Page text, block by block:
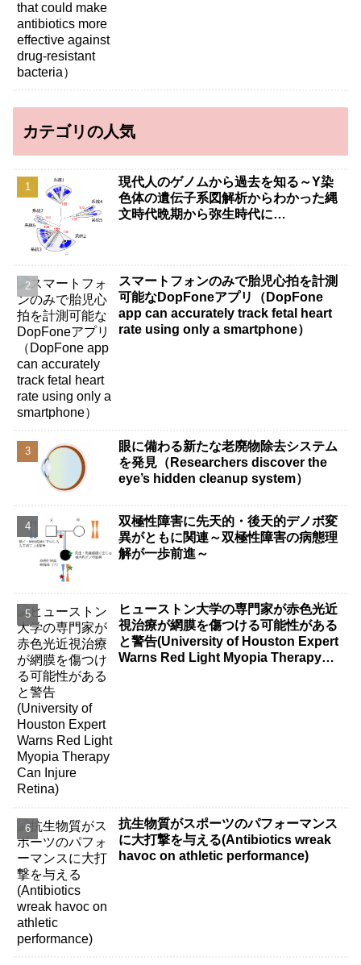
カテゴリの人気
現代人のゲノムから過去を知る～Y染
色体の遺伝子系図解析からわかった縄
文時代晩期から弥生時代に…
スマートフォンのみで胎児心拍を計測
可能なDopFoneアプリ（DopFone
app can accurately track fetal heart
rate using only a smartphone）
眼に備わる新たな老廃物除去システム
を発見（Researchers discover the
eye’s hidden cleanup system）
双極性障害に先天的・後天的デノボ変
異がともに関連～双極性障害の病態理
解が一歩前進～
ヒューストン大学の専門家が赤色光近
視治療が網膜を傷つける可能性がある
と警告(University of Houston Expert
Warns Red Light Myopia Therapy
抗生物質がスポーツのパフォーマンス
に大打撃を与える(Antibiotics wreak
havoc on athletic performance)